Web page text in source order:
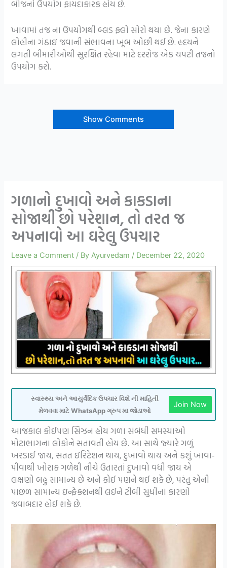
બીજનો ઉપયોગ ફાયદાકારક હોય છે.
ખાવામાં તજ ના ઉપયોગથી બ્લડ ફ્લો સોરો થયા છે. જેના કારણે
લોહીના ગંઠાઇ જવાની સંભાવના ખૂબ ઓછી થઈ છે. હૃદયને
લગતી બીમારીઓથી સુરક્ષિત રહેવા માટે દરરોજ એક ચપટી તજનો
ઉપયોગ કરો.
Show Comments
ગળાનો દુખાવો અને કાકડાના
સોજાથી છો પરેશાન, તો તરત જ
અપનાવો આ ઘરેલુ ઉપચાર
Leave a Comment / ByAyurvedam / December 22, 2020
સ્વાસ્થ્ય અને આયુર્વેદિક ઉપચાર વિશે ની માહિતી
મેળવવા માટે WhatsApp ગ્રુપ મા જોડાઓ
Join Now
આજકાલ કોઈપણ સિઝન હોય ગળા સંબંધી સમસ્યાઓ
મોટાભાગના લોકોને સતાવતી હોય છે. આ સાથે જ્યારે ગળું
ખરડાઈ જાય, સતત ઇરિટેશન થાય, દુખાવો થાય અને કશું ખાવા-
પીવાથી ખોરાક ગળેથી નીચે ઉતારતાં દુખાવો વધી જાય એ
લક્ષણો બહુ સામાન્ય છે અને કોઈ પણને થઈ શકે છે, પરંતુ એની
પાછળ સામાન્ય ઇન્ફેક્શનથી લઈને ટીબી સુધીનાં કારણો
જવાબદાર હોઈ શકે છે.